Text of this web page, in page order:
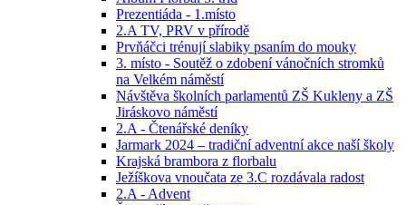
Prezentiáda - 1.místo
2.A TV, PRV v přírodě
Prvňáčci trénují slabiky psaním do mouky
3. místo - Soutěž o zdobení vánočních stromků
na Velkém náměstí
Návštěva školních parlamentů ZŠ Kukleny a ZŠ
Jiráskovo náměstí
2.A - Čtenářské deníky
Jarmark 2024 – tradiční adventní akce naší školy
Krajská brambora z florbalu
Ježíškova vnoučata ze 3.C rozdávala radost
2.A - Advent